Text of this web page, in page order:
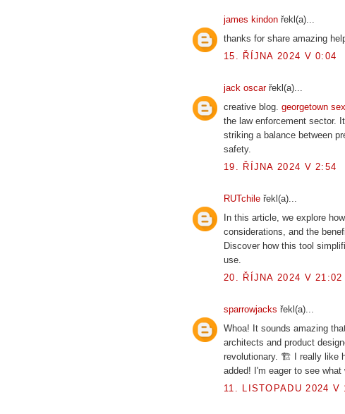
james kindon řekl(a)...
thanks for share amazing
15. ŘÍJNA 2024 V 0:04
jack oscarřekl(a)...
creative blog. georgetown
the law enforcement sector.
striking a balance between
safety.
19. ŘÍJNA 2024 V 2:54
RUTchile řekl(a)...
In this article, we explore
considerations, and the
Discover how this tool
use.
20. ŘÍJNA 2024 V 21:02
sparrowjacks řekl(a)...
Whoa! It sounds amazing
architects and product
revolutionary. 🏗 I really like
added! I'm eager to see
11. LISTOPADU 2024 V